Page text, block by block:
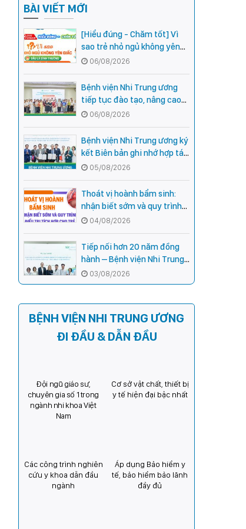
BÀI VIẾT MỚI
[Hiểu đúng - Chăm tốt] Vì
sao trẻ nhỏ ngủ không yên
giấc - Đâu là bình thường,
đâu là dấu hiệu cần đi khám
ngay?
06/08/2026
Bệnh viện Nhi Trung ương
tiếp tục đào tạo, nâng cao
năng lực khám, chữa bệnh
Nhi khoa cho cán bộ y tế tại
các tỉnh miền núi phía Bắc
06/08/2026
Bệnh viện Nhi Trung ương ký
kết Biên bản ghi nhớ hợp tác
với Bệnh viện Nhi Quốc gia
Campuchia
05/08/2026
Thoát vị hoành bẩm sinh:
nhận biết sớm và quy trình
điều trị tích hợp cho trẻ -
chia sẻ từ các chuyên gia
hàng đầu của Bệnh Viện Nhi
Trung ương
04/08/2026
Tiếp nối hơn 20 năm đồng
hành – Bệnh viện Nhi Trung
ương và Tổ chức Orbis (Hoa
Kỳ) tăng cường hợp tác, mở
03/08/2026
BỆNH VIỆN NHI TRUNG ƯƠNG
ĐI ĐẦU & DẪN ĐẦU
Đội ngũ giáo sư,
chuyên gia số 1 trong
ngành nhi khoa Việt
Nam
Cơ sở vật chất, thiết bị
y tế hiện đại bậc nhất
Các công trình nghiên
cứu y khoa dẫn đầu
ngành
Áp dụng Bảo hiểm y
tế, bảo hiểm bảo lãnh
đầy đủ